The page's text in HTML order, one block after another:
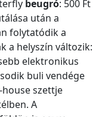
beugró: 500 Ft
után a
folytatódik a
a helyszín változik:
elektronikus
buli vendége
szettje
A